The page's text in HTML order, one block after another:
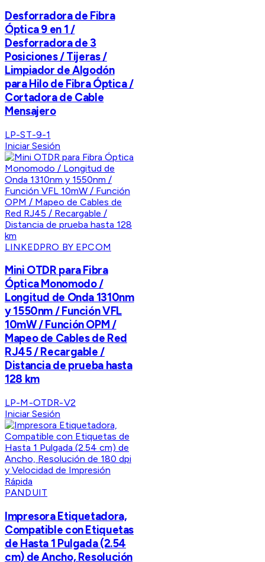
Desforradora de Fibra
Óptica 9 en 1 /
Desforradora de 3
Posiciones / Tijeras /
Limpiador de Algodón
para Hilo de Fibra Óptica /
Cortadora de Cable
Mensajero
LP-ST-9-1
Iniciar Sesión
LINKEDPRO BY EPCOM
Mini OTDR para Fibra
Óptica Monomodo /
Longitud de Onda 1310nm
y 1550nm / Función VFL
10mW / Función OPM /
Mapeo de Cables de Red
RJ45 / Recargable /
Distancia de prueba hasta
128 km
LP-M-OTDR-V2
Iniciar Sesión
PANDUIT
Impresora Etiquetadora,
Compatible con Etiquetas
de Hasta 1 Pulgada (2.54
cm) de Ancho, Resolución